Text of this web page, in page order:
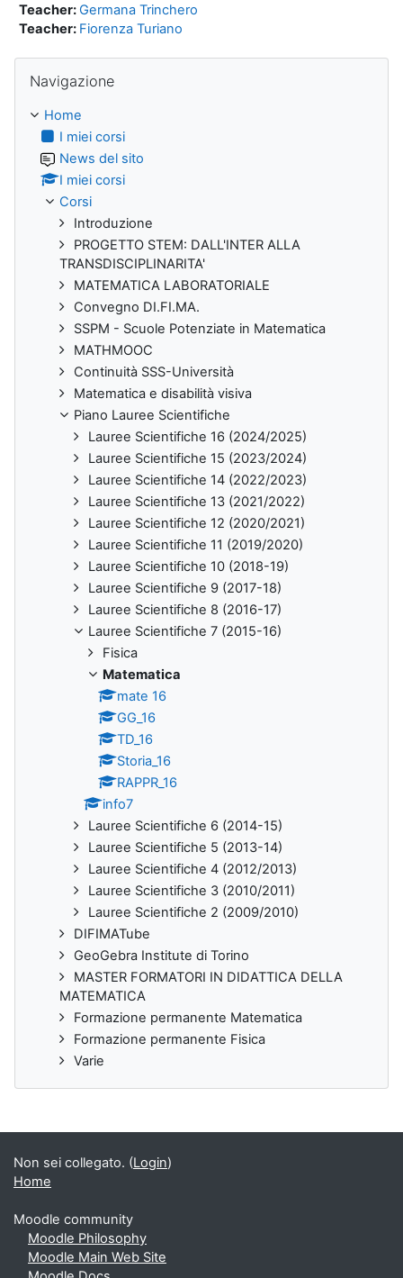
Teacher:Germana Trinchero
Teacher: Fiorenza Turiano
Navigazione
Home
I miei corsi
News del sito
I miei corsi
Corsi
Introduzione
PROGETTO STEM: DALL'INTER ALLA
TRANSDISCIPLINARITA'
MATEMATICA LABORATORIALE
Convegno DI.FI.MA.
SSPM - Scuole Potenziate in Matematica
MATHMOOC
Continuità SSS-Università
Matematica e disabilità visiva
Piano Lauree Scientifiche
Lauree Scientifiche 16 (2024/2025)
Lauree Scientifiche 15 (2023/2024)
Lauree Scientifiche 14 (2022/2023)
Lauree Scientifiche 13 (2021/2022)
Lauree Scientifiche 12 (2020/2021)
Lauree Scientifiche 11 (2019/2020)
Lauree Scientifiche 10 (2018-19)
Lauree Scientifiche 9 (2017-18)
Lauree Scientifiche 8 (2016-17)
Lauree Scientifiche 7 (2015-16)
Fisica
Matematica
mate 16
GG_16
TD_16
Storia_16
RAPPR_16
info7
Lauree Scientifiche 6 (2014-15)
Lauree Scientifiche 5 (2013-14)
Lauree Scientifiche 4 (2012/2013)
Lauree Scientifiche 3 (2010/2011)
Lauree Scientifiche 2 (2009/2010)
DIFIMATube
GeoGebra Institute di Torino
MASTER FORMATORI IN DIDATTICA DELLA
MATEMATICA
Formazione permanente Matematica
Formazione permanente Fisica
Varie
Non sei collegato. (Login)
Home
Moodle community
Moodle Philosophy
Moodle Main Web Site